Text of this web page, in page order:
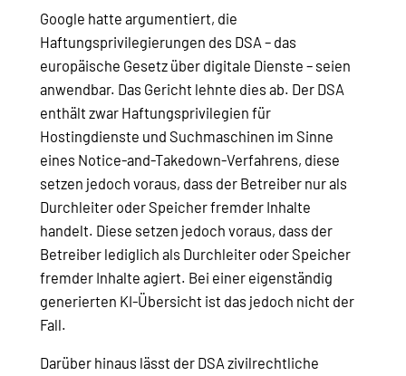
Google hatte argumentiert, die
Haftungsprivilegierungen des DSA – das
europäische Gesetz über digitale Dienste – seien
anwendbar. Das Gericht lehnte dies ab. Der DSA
enthält zwar Haftungsprivilegien für
Hostingdienste und Suchmaschinen im Sinne
eines Notice-and-Takedown-Verfahrens, diese
setzen jedoch voraus, dass der Betreiber nur als
Durchleiter oder Speicher fremder Inhalte
handelt. Diese setzen jedoch voraus, dass der
Betreiber lediglich als Durchleiter oder Speicher
fremder Inhalte agiert. Bei einer eigenständig
generierten KI-Übersicht ist das jedoch nicht der
Fall.
Darüber hinaus lässt der DSA zivilrechtliche